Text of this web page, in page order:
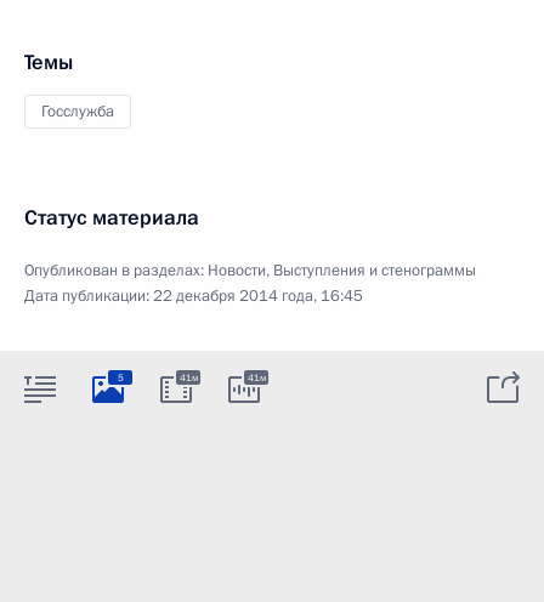
Темы
Госслужба
Статус материала
Опубликован в разделах: Новости, Выступления и стенограммы
Дата публикации:22 декабря 2014 года, 16:45
5 41м 41м